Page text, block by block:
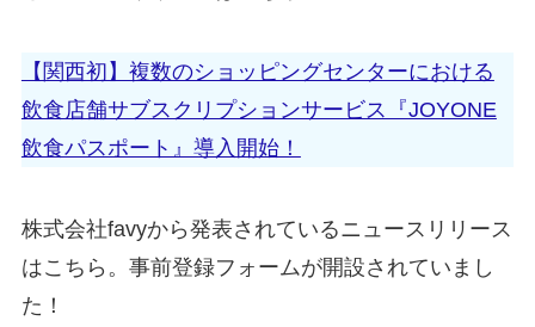
【関西初】複数のショッピングセンターにおける
飲食店舗サブスクリプションサービス『JOYONE
飲食パスポート』導入開始！
株式会社favyから発表されているニュースリリース
はこちら。事前登録フォームが開設されていまし
た！